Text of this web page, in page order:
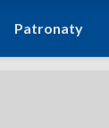
Patronaty